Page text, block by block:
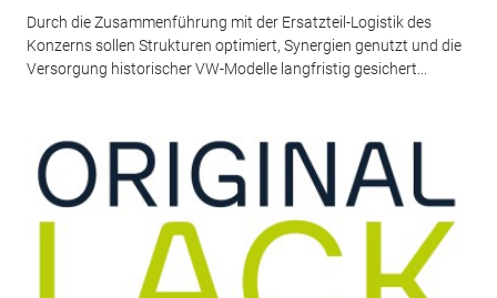
Durch die Zusammenführung mit der Ersatzteil-Logistik des
Konzerns sollen Strukturen optimiert, Synergien genutzt und die
Versorgung historischer VW-Modelle langfristig gesichert...